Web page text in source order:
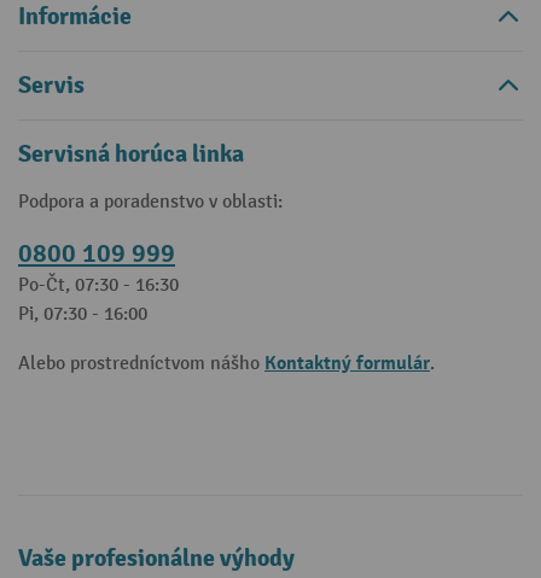
Informácie
Servis
Servisná horúca linka
Podpora a poradenstvo v oblasti:
0800 109 999
Po-Čt, 07:30 - 16:30
Pi, 07:30 - 16:00
Alebo prostredníctvom nášho Kontaktný formulár.
Vaše profesionálne výhody